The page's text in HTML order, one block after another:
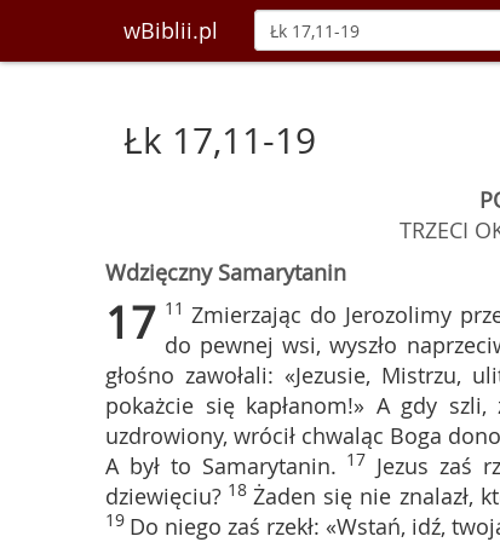
wBiblii.pl
Łk 17,11-19
TRZECI
Wdzięczny Samarytanin
17 11 Zmierzając do Jerozolimy
do pewnej wsi, wyszło
głośno zawołali: «Jezusie, Mistrzu,
pokażcie się kapłanom!» A gdy szli,
uzdrowiony, wrócił chwaląc Boga
A był to Samarytanin. 17 Jezus zaś
dziewięciu? 18 Żaden się nie znalazł,
19 Do niego zaś rzekł: «Wstań, idź,